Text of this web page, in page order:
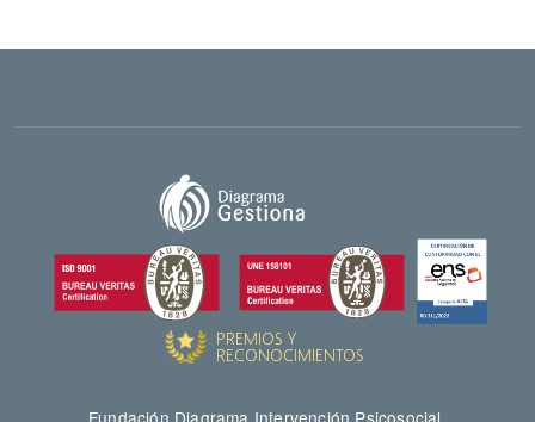
Fundación Diagrama Intervención Psicosocial